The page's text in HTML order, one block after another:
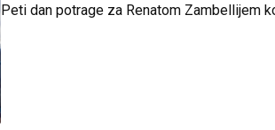
Peti dan potrage za Renatom Zambellijem